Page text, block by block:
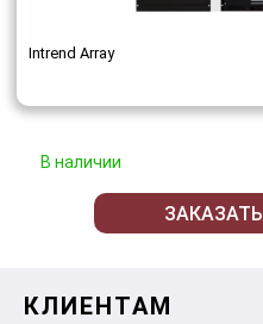
Intrend Array
В наличии
ЗАКАЗАТЬ
КЛИЕНТАМ